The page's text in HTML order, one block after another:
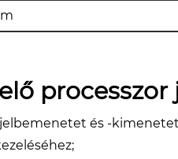
processzor
jelbemenetet és -